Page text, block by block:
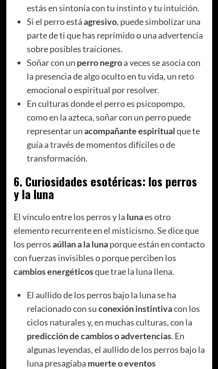
estás en sintonía con tu instinto y tu intuición.
Si el perro estáagresivo, puede simbolizar una
parte de ti que has reprimido o una advertencia
sobre posibles traiciones.
Soñar con un perro negroa veces se asocia con
la presencia de algo oculto en tu vida, un reto
emocional o espiritual por resolver.
En culturas donde el perro es psicopompo,
como en la azteca, soñar con un perro puede
representar unacompañante espiritualque te
guía a través de momentos difíciles o de
transformación.
6. Curiosidades esotéricas: los perros
y la luna
El vínculo entre los perros y la lunaes otro
elemento recurrente en el misticismo. Se dice que
los perrosaúllan a la lunaporque están en contacto
con fuerzas invisibles o porque perciben los
cambios energéticosque trae la luna llena.
El aullido de los perros bajo la luna se ha
relacionado con suconexión instintivacon los
ciclos naturales y, en muchas culturas, con la
predicción de cambios o advertencias. En
algunas leyendas, el aullido de los perros bajo la
luna presagiaba muerte o eventos